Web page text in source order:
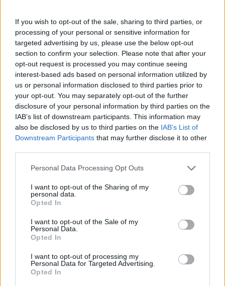
If you wish to opt-out of the sale, sharing to third parties, or
processing of your personal or sensitive information for
targeted advertising by us, please use the below opt-out
section to confirm your selection. Please note that after your
opt-out request is processed you may continue seeing
interest-based ads based on personal information utilized by
us or personal information disclosed to third parties prior to
your opt-out. You may separately opt-out of the further
disclosure of your personal information by third parties on the
IAB’s list of downstream participants. This information may
also be disclosed by us to third parties on the IAB’s List of
Downstream Participants that may further disclose it to other
Personal Data Processing Opt Outs
I want to opt-out of the Sharing of my
personal data.
Opted In
I want to opt-out of the Sale of my
Personal Data.
Opted In
I want to opt-out of processing my
Personal Data for Targeted Advertising.
Opted In
ΣΧΕΤΙΚΑ ΑΡΘΡΑ
ΚΟΣΜΟΣ
Ιράν: Καμία συνομιλία με τις ΗΠΑ όσο